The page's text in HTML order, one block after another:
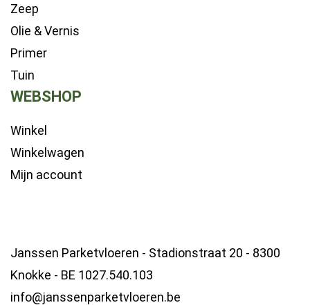
Zeep
Olie & Vernis
Primer
Tuin
WEBSHOP
Winkel
Winkelwagen
Mijn account
Janssen Parketvloeren - Stadionstraat 20 - 8300
Knokke - BE 1027.540.103
info@janssenparketvloeren.be